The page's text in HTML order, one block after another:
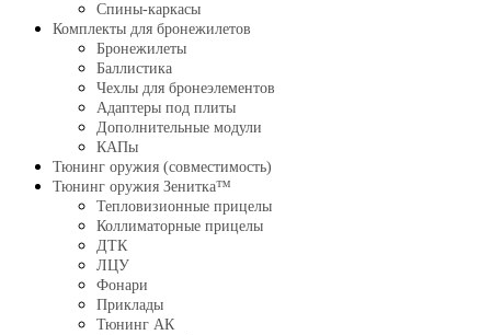
Спины-каркасы
Комплекты для бронежилетов
Бронежилеты
Баллистика
Чехлы для бронеэлементов
Адаптеры под плиты
Дополнительные модули
КАПы
Тюнинг оружия (совместимость)
Тюнинг оружия Зенитка™
Тепловизионные прицелы
Коллиматорные прицелы
ДТК
ЛЦУ
Фонари
Приклады
Тюнинг АК